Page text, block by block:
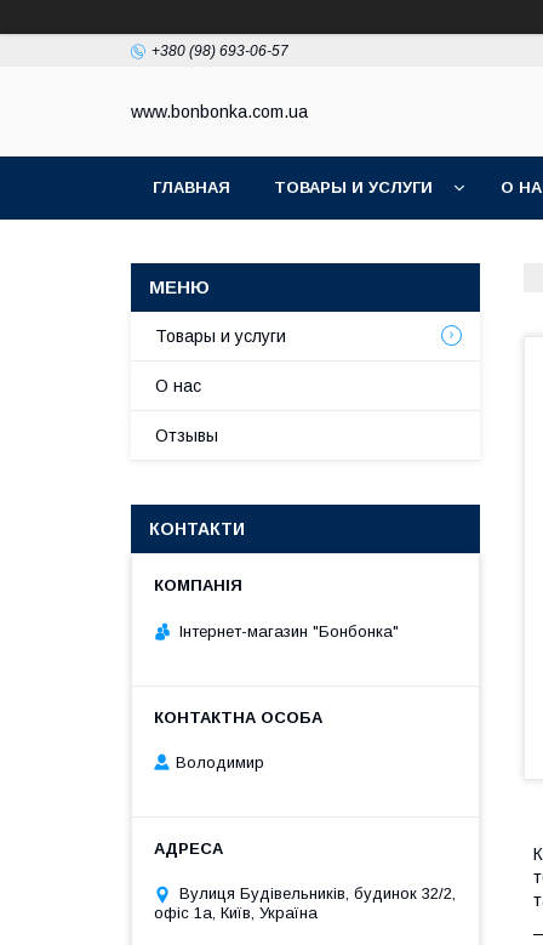
+380 (98) 693-06-57
www.bonbonka.com.ua
ГЛАВНАЯ ТОВАРЫ И УСЛУГИ О
Товары и услуги
О нас
Отзывы
КОНТАКТИ
Інтернет-магазин "Бонбонка"
Володимир
Вулиця Будівельників, будинок 32/2,
офіс 1а, Київ, Україна